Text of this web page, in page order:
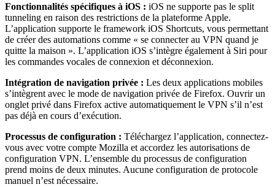
Fonctionnalités spécifiques à iOS : iOS ne supporte pas le split
tunneling en raison des restrictions de la plateforme Apple.
L’application supporte le framework iOS Shortcuts, vous permettant
de créer des automations comme « se connecter au VPN quand je
quitte la maison ». L’application iOS s’intègre également à Siri pour
les commandes vocales de connexion et déconnexion.
Intégration de navigation privée : Les deux applications mobiles
s’intègrent avec le mode de navigation privée de Firefox. Ouvrir un
onglet privé dans Firefox active automatiquement le VPN s’il n’est
pas déjà en cours d’exécution.
Processus de configuration : Téléchargez l’application, connectez-
vous avec votre compte Mozilla et accordez les autorisations de
configuration VPN. L’ensemble du processus de configuration
prend moins de deux minutes. Aucune configuration de protocole
manuel n’est nécessaire.